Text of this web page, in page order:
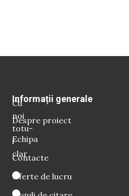
Cu
noi
totu-
i
clar
Informații generale
Despre proiect
Echipa
Contacte
Oferte de lucru